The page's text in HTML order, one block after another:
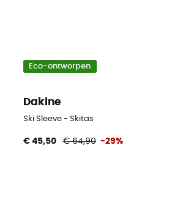
Eco-ontworpen
Dakine
Ski Sleeve - Skitas
€ 45,50 € 64,90 -29%